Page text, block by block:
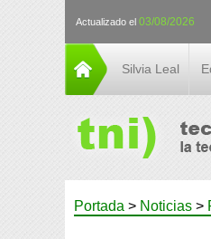
Actualizado el 03/08/2026
Silvia Leal
Portada > Noticias >